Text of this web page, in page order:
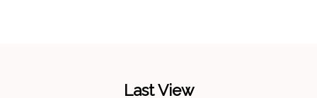
Last View